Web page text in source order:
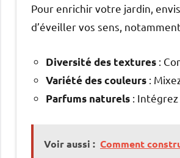
Pour enrichir votre jardin,
d’éveiller vos sens,
Diversité des textures :
Variété des couleurs :
Parfums naturels :
Voir aussi : Comment